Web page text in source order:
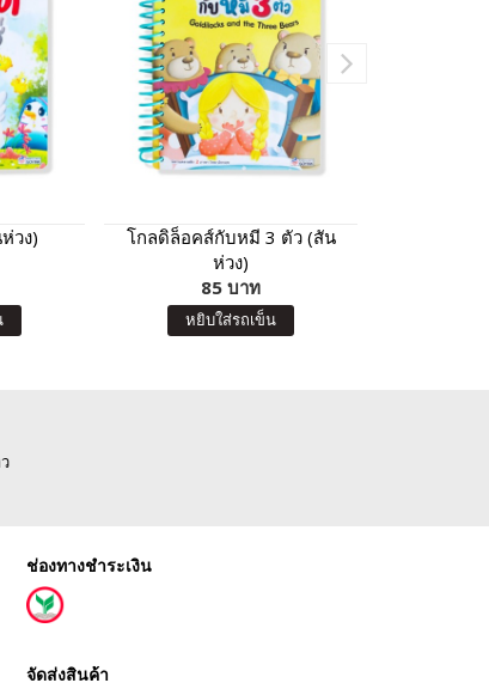
วง)
โกลดิล็อคส์กับหมี 3 ตัว (สัน
ห่วง)
85 บาท
หยิบใส่รถเข็น
ช่องทางชำระเงิน
จัดส่งสินค้า